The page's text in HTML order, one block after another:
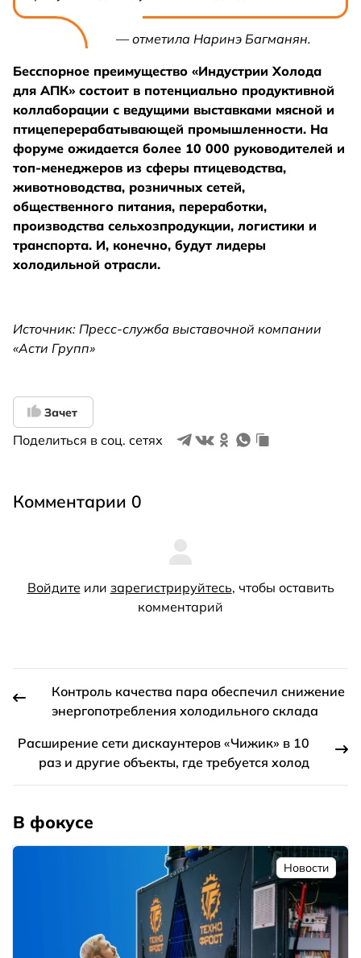
— отметила Наринэ Багманян.
Бесспорное преимущество «Индустрии Холода
для АПК» состоит в потенциально продуктивной
коллаборации с ведущими выставками мясной и
птицеперерабатывающей промышленности. На
форуме ожидается более 10 000 руководителей и
топ-менеджеров из сферы птицеводства,
животноводства, розничных сетей,
общественного питания, переработки,
производства сельхозпродукции, логистики и
транспорта. И, конечно, будут лидеры
холодильной отрасли.
Источник: Пресс-служба выставочной компании
«Асти Групп»
Зачет
Поделиться в соц. сетях
Комментарии 0
Войдите или зарегистрируйтесь, чтобы оставить
комментарий
Контроль качества пара обеспечил снижение
энергопотребления холодильного склада
Расширение сети дискаунтеров «Чижик» в 10
раз и другие объекты, где требуется холод
В фокусе
Новости